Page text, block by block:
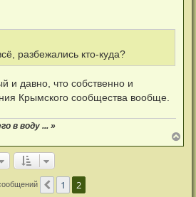
разбежались кто-куда?
и давно, что собственно и
Крымского сообщества вообще.
в воду ... »
е
Пред.
1 2